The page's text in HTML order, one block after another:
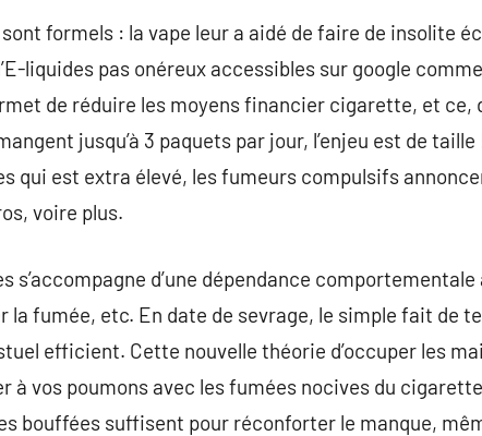
formels : la vape leur a aidé de faire de insolite
liquides pas onéreux accessibles sur google
de réduire les moyens financier cigarette, et ce,
jusqu’à 3 paquets par jour, l’enjeu est de
qui est extra élevé, les fumeurs compulsifs
voire plus.
s’accompagne d’une dépendance
la fumée, etc. En date de sevrage, le simple fait de
efficient. Cette nouvelle théorie d’occuper les
à vos poumons avec les fumées nocives du
bouffées suffisent pour réconforter le manque,